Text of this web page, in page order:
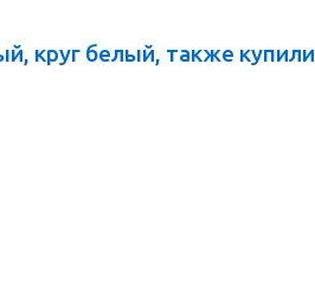
круг белый, также купили